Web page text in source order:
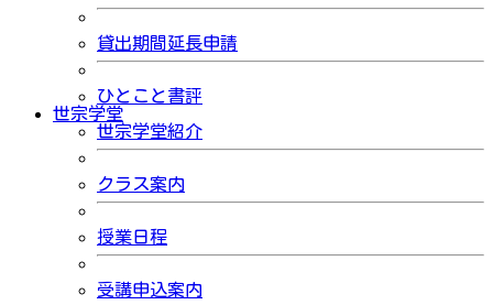
貸出期間延長申請
ひとこと書評
世宗学堂
世宗学堂紹介
クラス案内
授業日程
受講申込案内